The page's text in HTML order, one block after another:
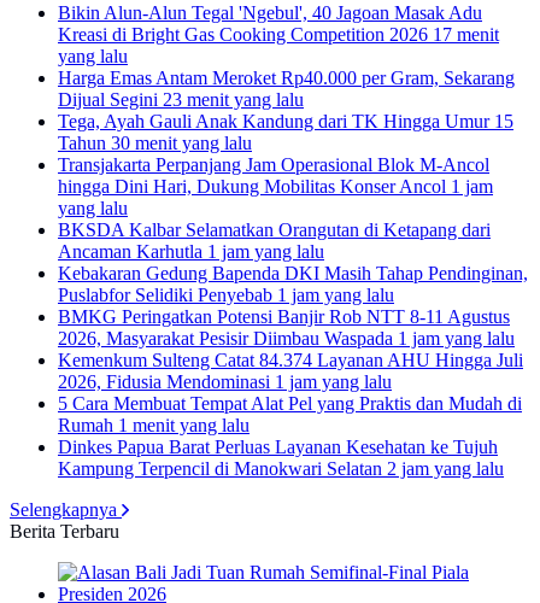
Bikin Alun-Alun Tegal 'Ngebul', 40 Jagoan Masak Adu
Kreasi di Bright Gas Cooking Competition 2026 17 menit
yang lalu
Harga Emas Antam Meroket Rp40.000 per Gram, Sekarang
Dijual Segini 23 menit yang lalu
Tega, Ayah Gauli Anak Kandung dari TK Hingga Umur 15
Tahun 30 menit yang lalu
Transjakarta Perpanjang Jam Operasional Blok M-Ancol
hingga Dini Hari, Dukung Mobilitas Konser Ancol 1 jam
yang lalu
BKSDA Kalbar Selamatkan Orangutan di Ketapang dari
Ancaman Karhutla 1 jam yang lalu
Kebakaran Gedung Bapenda DKI Masih Tahap Pendinginan,
Puslabfor Selidiki Penyebab 1 jam yang lalu
BMKG Peringatkan Potensi Banjir Rob NTT 8-11 Agustus
2026, Masyarakat Pesisir Diimbau Waspada 1 jam yang lalu
Kemenkum Sulteng Catat 84.374 Layanan AHU Hingga Juli
2026, Fidusia Mendominasi 1 jam yang lalu
5 Cara Membuat Tempat Alat Pel yang Praktis dan Mudah di
Rumah 1 menit yang lalu
Dinkes Papua Barat Perluas Layanan Kesehatan ke Tujuh
Kampung Terpencil di Manokwari Selatan 2 jam yang lalu
Selengkapnya
Berita Terbaru